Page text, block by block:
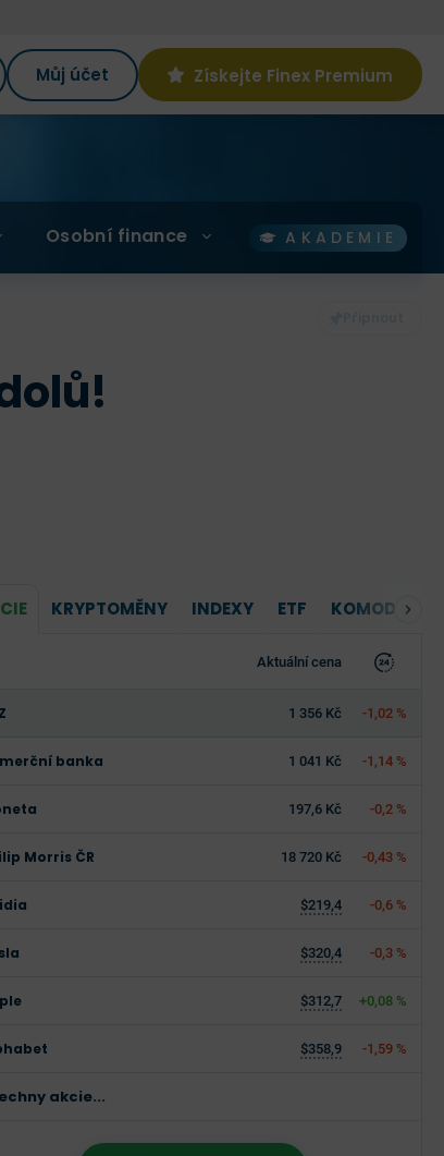
Můj účet Získejte Finex Premium
Osobní finance AKADEMIE
KRYPTOMĚNY INDEXY ETF KOMODITY
Aktuální cena
1 356 Kč -1,02 %
banka 1 041 Kč -1,14 %
197,6 Kč -0,2 %
Morris ČR 18 720 Kč -0,43 %
$219,4 -0,6 %
$320,4 -0,3 %
$312,7 +0,08 %
$358,9 -1,59 %
akcie...